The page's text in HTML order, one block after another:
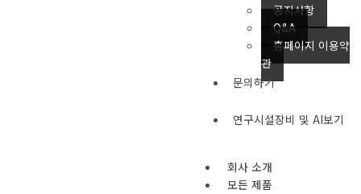
공지사항
Q&A
홈페이지 이용약
관
문의하기
연구시설장비 및 AI보기
회사 소개
모든 제품